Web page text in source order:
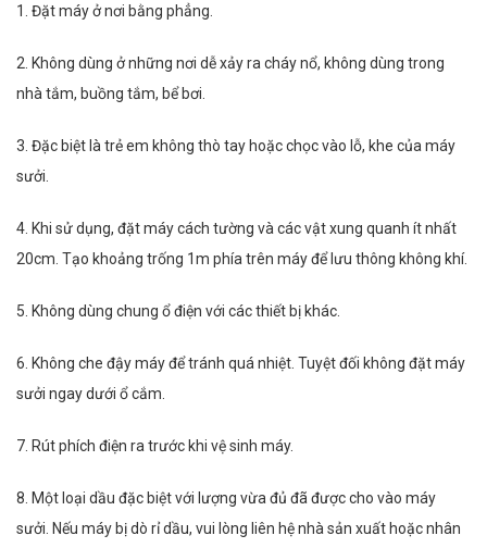
1. Đặt máy ở nơi bằng phẳng.
2. Không dùng ở những nơi dễ xảy ra cháy nổ, không dùng trong
nhà tắm, buồng tắm, bể bơi.
3. Đặc biệt là trẻ em không thò tay hoặc chọc vào lỗ, khe của máy
sưởi.
4. Khi sử dụng, đặt máy cách tường và các vật xung quanh ít nhất
20cm. Tạo khoảng trống 1m phía trên máy để lưu thông không khí.
5. Không dùng chung ổ điện với các thiết bị khác.
6. Không che đậy máy để tránh quá nhiệt. Tuyệt đối không đặt máy
sưởi ngay dưới ổ cắm.
7. Rút phích điện ra trước khi vệ sinh máy.
8. Một loại dầu đặc biệt với lượng vừa đủ đã được cho vào máy
sưởi. Nếu máy bị dò rỉ dầu, vui lòng liên hệ nhà sản xuất hoặc nhân